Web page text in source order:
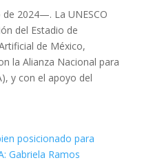
2024—. La UNESCO
del Estadio de
de México,
la Alianza Nacional para
y con el apoyo del